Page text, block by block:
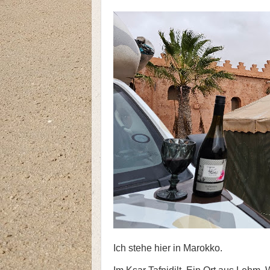
Ich stehe hier in Marokko.